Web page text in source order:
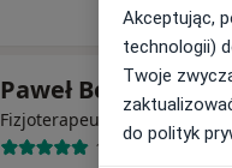
Paweł Bogucki
Fizjoterapeuta ·Więcej
129 opinii
Akceptując,
technologii)
Twoje
do polityk